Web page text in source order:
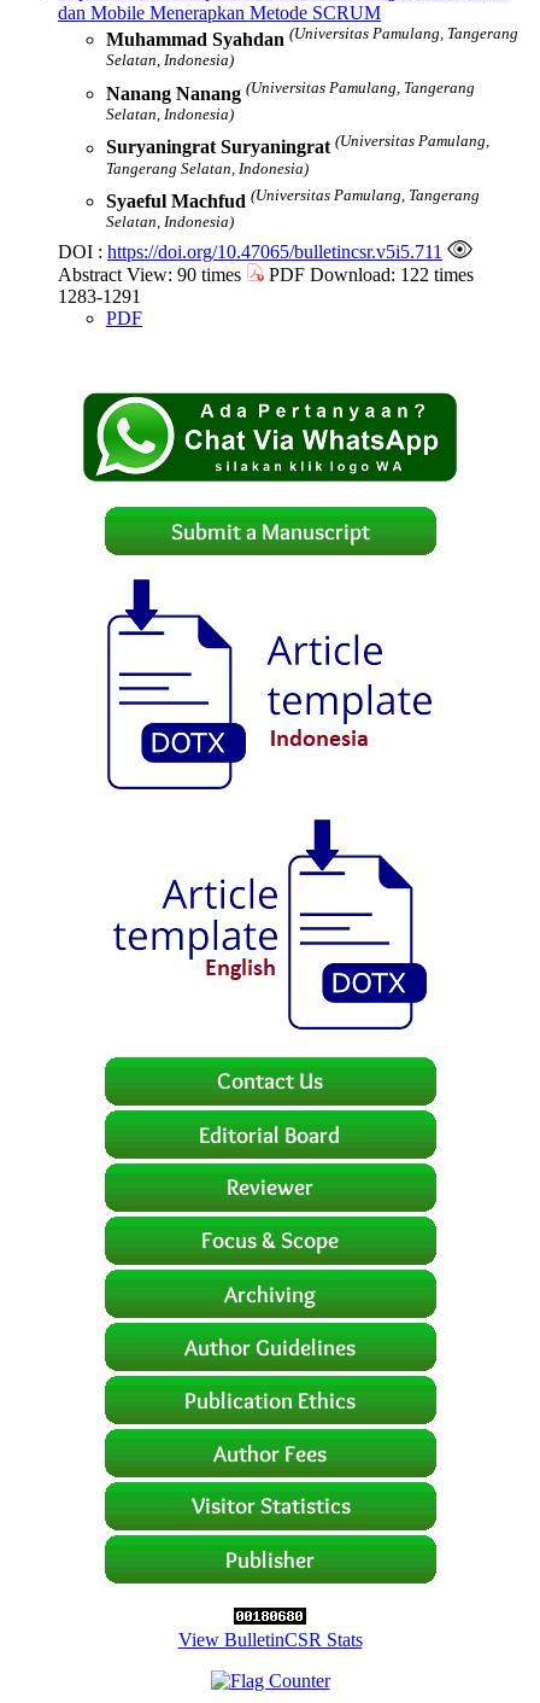
dan Mobile Menerapkan Metode SCRUM
Muhammad Syahdan (Universitas Pamulang, Tangerang
Selatan, Indonesia)
Nanang Nanang (Universitas Pamulang, Tangerang
Selatan, Indonesia)
Suryaningrat Suryaningrat (Universitas Pamulang,
Tangerang Selatan, Indonesia)
Syaeful Machfud (Universitas Pamulang, Tangerang
Selatan, Indonesia)
DOI : https://doi.org/10.47065/bulletincsr.v5i5.711
Abstract View: 90 times
PDF Download: 122 times
1283-1291
PDF
View BulletinCSR Stats